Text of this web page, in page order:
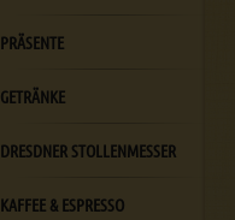
PRÄSENTE
GETRÄNKE
DRESDNER STOLLENMESSER
KAFFEE & ESPRESSO